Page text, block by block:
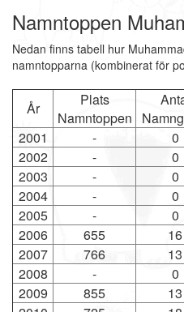
Namntoppen
Nedan finns tabell hur
namntopparna (kombinerat för
År
Plats
Namntoppen
2001
-
0
2002
-
0
2003
-
0
2004
-
0
2005
-
0
2006
655
16
2007
766
13
2008
-
0
2009
855
13